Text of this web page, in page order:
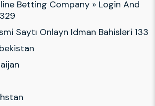
Betting Company » Login And
Saytı Onlayn Idman Bahisləri 133